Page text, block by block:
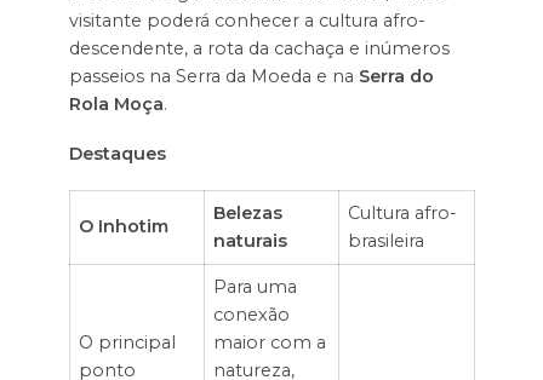
visitante poderá conhecer a cultura afro-
descendente, a rota da cachaça e inúmeros
passeios na Serra da Moeda e na Serra do
Rola Moça.
Destaques
O Inhotim
Belezas
naturais
Cultura afro-
brasileira
O principal
ponto
Para uma
conexão
maior com a
natureza,